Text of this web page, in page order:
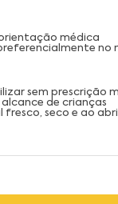
médica
no
sem prescrição
de crianças
fresco, seco e ao